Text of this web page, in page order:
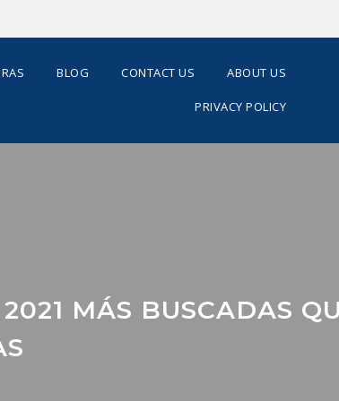
BLOG CONTACT US ABOUT US
PRIVACY POLICY
MÁS BUSCADAS